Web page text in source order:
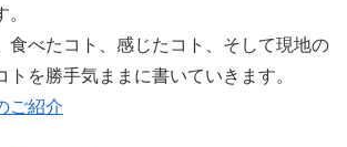
食べたコト、感じたコト、そして現地の
トを勝手気ままに書いていきます。
ご紹介